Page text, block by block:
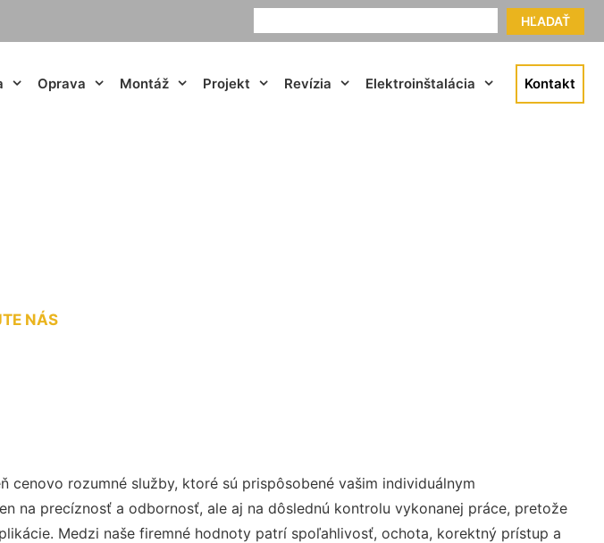
HĽADAŤ
Oprava Montáž Projekt Revízia Elektroinštalácia Kontakt
NÁS
cenovo rozumné služby, ktoré sú prispôsobené vašim individuálnym
na precíznosť a odbornosť, ale aj na dôslednú kontrolu vykonanej práce, pretože
Medzi naše firemné hodnoty patrí spoľahlivosť, ochota, korektný prístup a